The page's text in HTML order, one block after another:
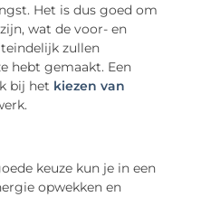
Het is dus goed om
wat de voor- en
zullen
hebt gemaakt. Een
bij het kiezen van
keuze kun je in een
opwekken en